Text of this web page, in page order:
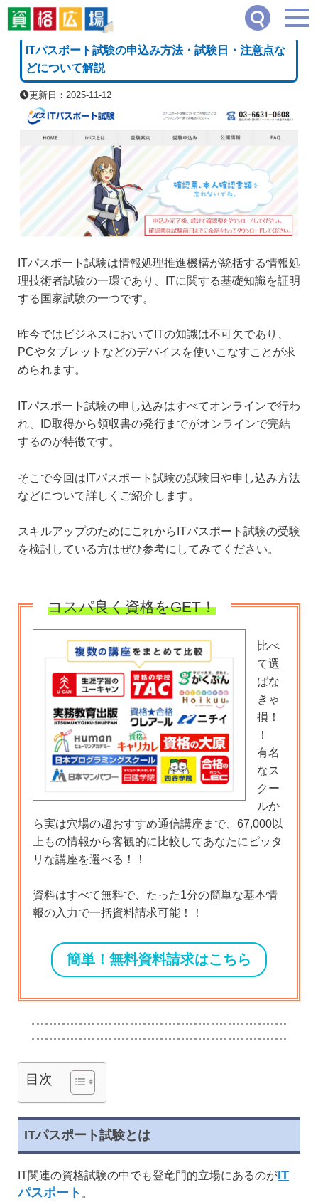
資格広場≫ IT・コンピュータ・情報処理系 ITパスポート試験の申込み方法・試験
[PR]
ITパスポート試験の申込み方法・試験日・注意点な
どについて解説
更新日：2025-11-12
ITパスポート試験は情報処理推進機構が統括する情報処
理技術者試験の一環であり、ITに関する基礎知識を証明
する国家試験の一つです。
昨今ではビジネスにおいてITの知識は不可欠であり、
PCやタブレットなどのデバイスを使いこなすことが求
められます。
ITパスポート試験の申し込みはすべてオンラインで行わ
れ、ID取得から領収書の発行までがオンラインで完結
するのが特徴です。
そこで今回はITパスポート試験の試験日や申し込み方法
などについて詳しくご紹介します。
スキルアップのためにこれからITパスポート試験の受験
を検討している方はぜひ参考にしてみてください。
コスパ良く資格をGET！
比べ
て選
ばな
きゃ
損！
！
有名
なス
クー
ルか
ら実は穴場の超おすすめ通信講座まで、67,000以
上もの情報から客観的に比較してあなたにピッタ
リな講座を選べる！！
資料はすべて無料で、たった1分の簡単な基本情
報の入力で一括資料請求可能！！
簡単！無料資料請求はこちら
目次
ITパスポート試験とは
IT関連の資格試験の中でも登竜門的立場にあるのがIT
パスポート 。